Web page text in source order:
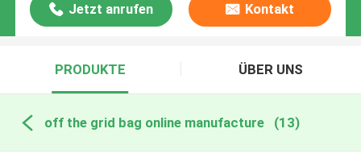
Jetzt anrufen Kontakt
PRODUKTE ÜBER UNS
off the grid bag online manufacture (13)